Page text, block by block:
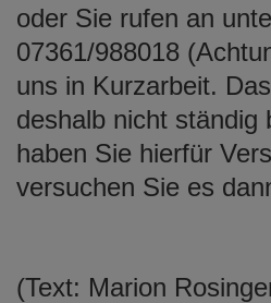
oder Sie rufen an
07361/988018
uns in Kurzarbeit.
deshalb nicht ständig
haben Sie hierfür
versuchen Sie es
(Text: Marion